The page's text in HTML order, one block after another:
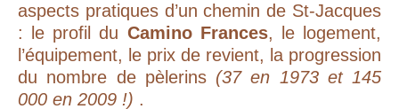
aspects pratiques d’un chemin de St-Jacques
: le profil du Camino Frances, le logement,
l’équipement, le prix de revient, la progression
du nombre de pèlerins (37 en 1973 et 145
000 en 2009 !) .